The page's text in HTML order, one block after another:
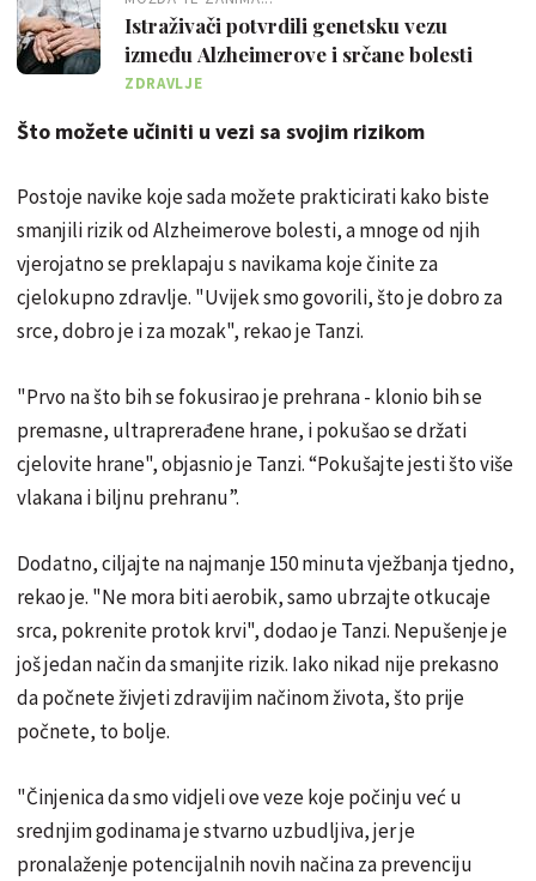
Istraživači potvrdili genetsku vezu
između Alzheimerove i srčane bolesti
ZDRAVLJE
Što možete učiniti u vezi sa svojim rizikom
Postoje navike koje sada možete prakticirati kako biste
smanjili rizik od Alzheimerove bolesti, a mnoge od njih
vjerojatno se preklapaju s navikama koje činite za
cjelokupno zdravlje. "Uvijek smo govorili, što je dobro za
srce, dobro je i za mozak", rekao je Tanzi.
"Prvo na što bih se fokusirao je prehrana - klonio bih se
premasne, ultraprerađene hrane, i pokušao se držati
cjelovite hrane", objasnio je Tanzi. “Pokušajte jesti što više
vlakana i biljnu prehranu”.
Dodatno, ciljajte na najmanje 150 minuta vježbanja tjedno,
rekao je. "Ne mora biti aerobik, samo ubrzajte otkucaje
srca, pokrenite protok krvi", dodao je Tanzi. Nepušenje je
još jedan način da smanjite rizik. Iako nikad nije prekasno
da počnete živjeti zdravijim načinom života, što prije
počnete, to bolje.
"Činjenica da smo vidjeli ove veze koje počinju već u
srednjim godinama je stvarno uzbudljiva, jer je
pronalaženje potencijalnih novih načina za prevenciju